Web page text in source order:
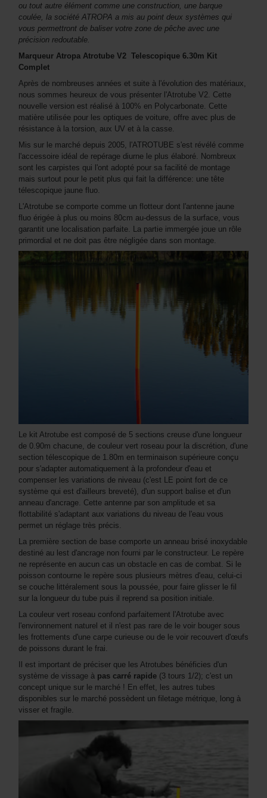
ou tout autre élément comme une construction, une barque
coulée, la société ATROPA a mis au point deux systèmes qui
vous permettront de baliser votre zone de pêche avec une
précision redoutable.
Marqueur Atropa Atrotube V2 Telescopique 6.30m Kit
Complet
Après de nombreuses années et suite à l'évolution des matériaux,
nous sommes heureux de vous présenter l'Atrotube V2. Cette
nouvelle version est réalisé à 100% en Polycarbonate. Cette
matière utilisée pour les optiques de voiture, offre avec plus de
résistance à la torsion, aux UV et à la casse.
Mis sur le marché depuis 2005, l'ATROTUBE s'est révélé comme
l'accessoire idéal de repérage diurne le plus élaboré. Nombreux
sont les carpistes qui l'ont adopté pour sa facilité de montage
mais surtout pour le petit plus qui fait la différence: une tête
télescopique jaune fluo.
L'Atrotube se comporte comme un flotteur dont l'antenne jaune
fluo érigée à plus ou moins 80cm au-dessus de la surface, vous
garantit une localisation parfaite. La partie immergée joue un rôle
primordial et ne doit pas être négligée dans son montage.
Le kit Atrotube est composé de 5 sections creuse d'une longueur
de 0.90m chacune, de couleur vert roseau pour la discrétion, d'une
section télescopique de 1.80m en terminaison supérieure conçu
pour s'adapter automatiquement à la profondeur d'eau et
compenser les variations de niveau (c'est LE point fort de ce
système qui est d'ailleurs breveté), d'un support balise et d'un
anneau d'ancrage. Cette antenne par son amplitude et sa
flottabilité s'adaptant aux variations du niveau de l'eau vous
permet un réglage très précis.
La première section de base comporte un anneau brisé inoxydable
destiné au lest d'ancrage non fourni par le constructeur. Le repère
ne représente en aucun cas un obstacle en cas de combat. Si le
poisson contourne le repère sous plusieurs mètres d'eau, celui-ci
se couche littéralement sous la poussée, pour faire glisser le fil
sur la longueur du tube puis il reprend sa position initiale.
La couleur vert roseau confond parfaitement l'Atrotube avec
l'environnement naturel et il n'est pas rare de le voir bouger sous
les frottements d'une carpe curieuse ou de le voir recouvert d'œufs
de poissons durant le frai.
Il est important de préciser que les Atrotubes bénéficies d'un
système de vissage à pas carré rapide (3 tours 1/2); c'est un
concept unique sur le marché ! En effet, les autres tubes
disponibles sur le marché possèdent un filetage métrique, long à
visser et fragile.